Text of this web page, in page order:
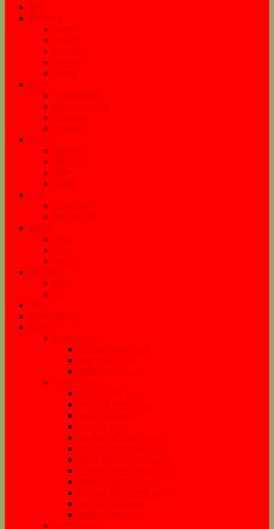
বিশ্ব
জীবনযাত্রা
স্বাস্থ্য
প্রযুক্তি
রসনাতৃপ্তি
গৃহস্থালি
রূপকলা
ভ্রমণ
ঘুরনচন্ডীর ডায়রি
যাওয়া মানে খাওয়া
ঘুরে tourএ
পথের দাবি
বিনোদন
চলচ্চিত্র
সঙ্গীত-নৃত্য
নাটক
অনুষ্ঠান
খেলা
দেশের খেলা
বিদেশের খেলা
সাহিত্য
কবিতা
গদ্য
প্রবন্ধ
কচি-কাঁচা
কবিতা
গল্প
কৃষি
বানিজ্য/বিনিয়োগ
সংরক্ষণ
সংরক্ষণ ২০১৮
রথ যাত্রা সংখ্যা ২০১৮
শারদ সংখ্যা ২০১৮
বড়দিন সংখ্যা ২০১৮
সংরক্ষণ ২০১৯
বইমেলা সংখ্যা ২০১৯
দোলযাত্রা সংখ্যা ২০১৯
নববর্ষ সংখ্যা ২০১৯
মে সংখ্যা ২০১৯
জুন জামাইষষ্ঠী সংখ্যা ২০১৯
জুলাই রথযাত্রা সংখ্যা ২০১৯
আগস্ট রাখীপূর্ণিমা সংখ্যা ২০১৯
সেপ্টেম্বর মহালয়া সংখ্যা ২০১৯
অক্টোবর শারদ সংখ্যা ২০১৯
ডিসেম্বর বড়দিন সংখ্যা ২০১৯
নভেম্বর সংখ্যা ২০১৯
বড়দিন সংখ্যা ২০১৯
সংরক্ষণ ২০২০